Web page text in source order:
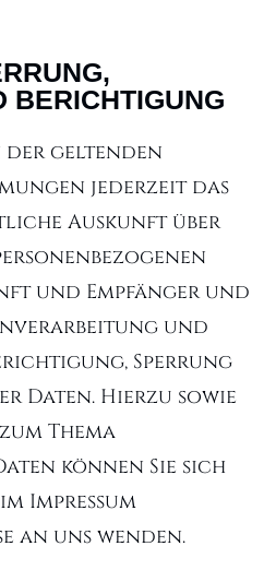
BERICHTIGUNG
der geltenden
jederzeit das
Auskunft über
und Empfänger und
und
Sperrung
Daten. Hierzu sowie
Thema
können Sie sich
Impressum
an uns wenden.